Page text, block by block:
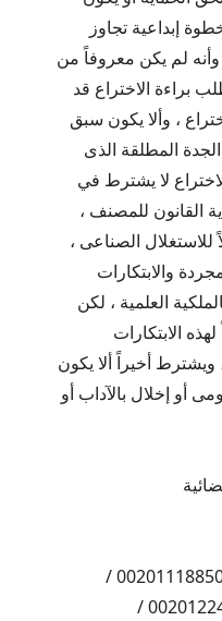
إبداعية تجاوز
لم يكن معروفاً من
براءة الاختراع قد
، وألا يكون سبق
المطلقة الذى
لا يشترط في
القانون للمصنف ،
للاستغلال الصناعى ،
والابتكارات
العلمية ، لكن
الابتكارات
ويشترط أخيراً ألا يكون
أو إخلال بالآداب أو
اشرف مشرف المحامي/ 00201118850506 /